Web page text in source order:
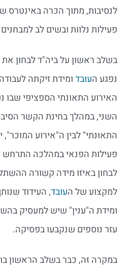
לנסיבות, מתוך הכרה באינטרס
פעילות נלוות ובשים לב
בשלב ראשון על ביה"ד לבחון
נפגע העובדומידת זיקתה
האירוע התאונתי הספציפי שבו
השני, במהלך בחינת הקשר
התאונתי" לבין ה"אירוע
פעילות הפנאי במהלכה התרחש
לבחון באיזו מידה קשורה
למקצוע של העובד, העידוד
ומידת ה"ענין" שיש למעסיק
עזר נוספים שנקבעו בפסיקה.
במקרה זה, כבר בשלב הראשון